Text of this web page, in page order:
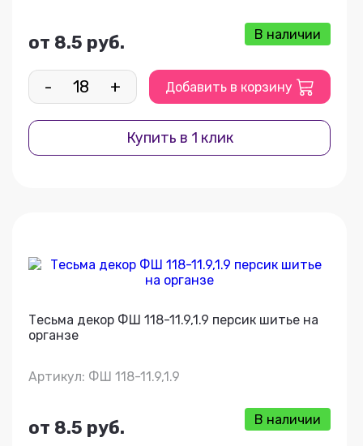
от 8.5 руб. В наличии
- + Добавить в корзину
Купить в 1 клик
Тесьма декор ФШ 118-11.9,1.9 персик шитье на
органзе
Артикул: ФШ 118-11.9,1.9
от 8.5 руб. В наличии